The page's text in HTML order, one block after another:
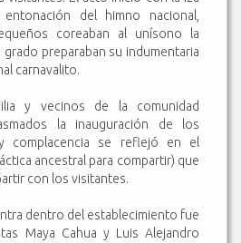
del himno nacional,
coreaban al unísono la
preparaban su indumentaria
carnavalito.
y vecinos de la comunidad
la inauguración de los
complacencia se reflejó en el
ancestral para compartir) que
con los visitantes.
dentro del establecimiento fue
Maya Cahua y Luis Alejandro